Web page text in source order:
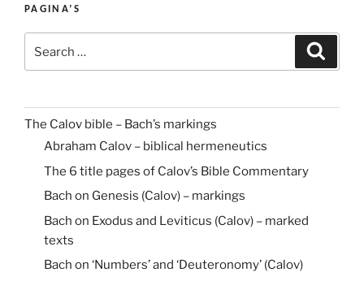
PAGINA’S
for:
The Calov bible – Bach’s markings
Abraham Calov – biblical hermeneutics
The 6 title pages of Calov’s Bible Commentary
Bach on Genesis (Calov) – markings
Bach on Exodus and Leviticus (Calov) – marked
texts
Bach on ‘Numbers’ and ‘Deuteronomy’ (Calov)